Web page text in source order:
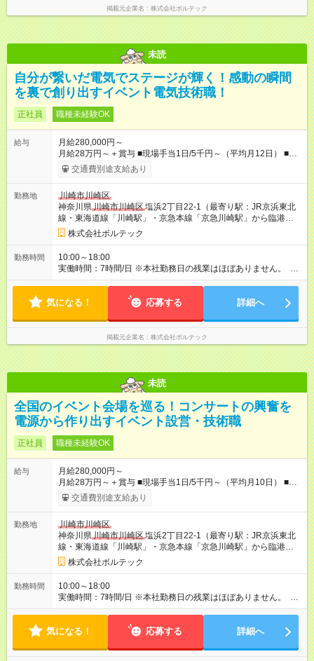
掲載元企業名 株式会社ボルテック
未読
自分が繋いだ電気でステージが輝く！感動の瞬間
を裏で創り出すイベント電気技術職！
正社員 職種未経験OK
給与
月給280,000円～
月給28万円～＋賞与 ■現場手当1日/5千円～（平均月12日） ■資
格手当/月5千円～6万5千円 ■住宅手当（会社から3キロ圏内に住
めば月4万円支給） ■宿泊手当 ■職能手当 ■無事故手当 他 ■交通
勤務：日給9千円、現場勤務：日給1万円、通勤交通費無) ※資格
手当：大型免許・危険物乙4種・第二種電気工事士・第三種電気
主任技術者(電験三種) ※資格支援制度あり 【試用期間】試用期
間あり 試用期間の長さ：3ヶ月 ※ 雇用形態と給与に、本採用時
と異なる部分があります。 雇用形態：中途採用（正社員） 給
与：日給 9,000円 ～ 10,000円
交通費別途支給あり
勤務地
川崎市川崎区
神奈川県川崎市川崎区塩浜2丁目22-1（最寄り駅：JR京浜東北
線・東海道線「川崎駅」・京急本線「京急川崎駅」から臨港バ
ス21系統 塩浜二丁目行き「観音橋」下車）
株式会社ボルテック
勤務時間
10:00～18:00
実働時間：7時間/日 ※本社勤務日の残業はほぼありません。 ※
現場により時間帯の変動はありますが、残業が発生した場合は
す。無理なく長く働ける環境です。
気になる！ 応募する 詳細へ
掲載元企業名 株式会社ボルテック
未読
全国のイベント会場を巡る！コンサートの興奮を
電源から作り出すイベント設営・技術職
正社員 職種未経験OK
給与
月給280,000円～
月給28万円～＋賞与 ■現場手当1日/5千円～（平均月10日） ■資
格手当/月5千円～6万5千円 ■住宅手当（会社から3キロ圏内に住
めば月4万円支給） ■宿泊手当 ■職能手当 ■無事故手当 他 ■交通
勤務：日給9千円、現場勤務：日給1万円、通勤交通費無) ※資格
手当：大型免許・危険物乙4種・第二種電気工事士・第三種電気
主任技術者(電験三種) ※資格支援制度あり 【試用期間】試用期
間あり 試用期間の長さ：3ヶ月 ※ 雇用形態と給与に、本採用時
と異なる部分があります。 雇用形態：中途採用（正社員） 給
与：日給 9,000円 ～ 10,000円
交通費別途支給あり
勤務地
川崎市川崎区
神奈川県川崎市川崎区塩浜2丁目22-1（最寄り駅：JR京浜東北
線・東海道線「川崎駅」・京急本線「京急川崎駅」から臨港バ
ス21系統 塩浜二丁目行き「観音橋」下車）
株式会社ボルテック
勤務時間
10:00～18:00
実働時間：7時間/日 ※本社勤務日の残業はほぼありません。 ※
現場により時間帯の変動はありますが、残業が発生した場合は
す。無理なく長く働ける環境です。
気になる！ 応募する 詳細へ